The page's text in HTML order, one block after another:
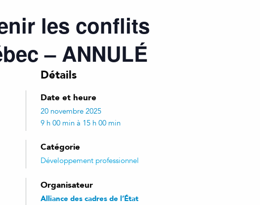
les conflits
– ANNULÉ
Détails
Date et heure
20 novembre 2025
9 h 00 min à 15 h 00 min
Catégorie
Développement professionnel
Organisateur
Alliance des cadres de l’État